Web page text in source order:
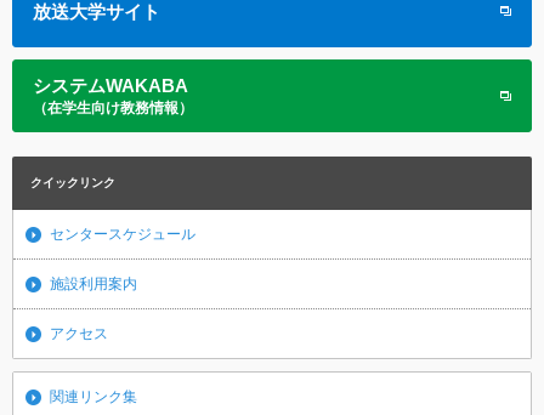
放送大学サイト
システムWAKABA
（在学生向け教務情報）
クイックリンク
センタースケジュール
施設利用案内
アクセス
関連リンク集